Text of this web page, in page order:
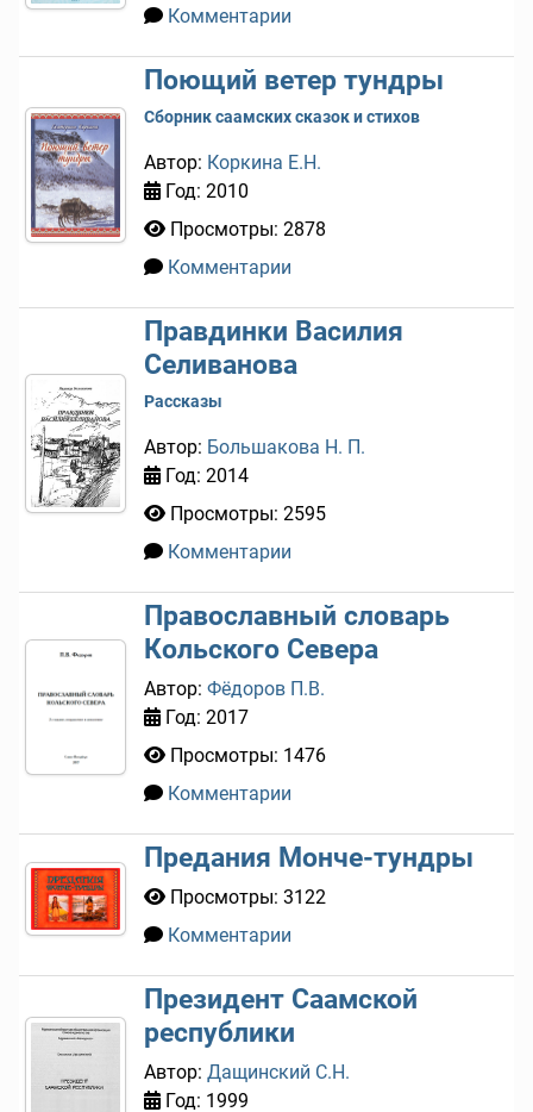
Комментарии
Поющий ветер тундры
Сборник саамских сказок и стихов
Автор: Коркина Е.Н.
Год: 2010
Просмотры: 2878
Комментарии
Правдинки Василия
Селиванова
Рассказы
Автор: Большакова Н. П.
Год: 2014
Просмотры: 2595
Комментарии
Православный словарь
Кольского Севера
Автор: Фёдоров П.В.
Год: 2017
Просмотры: 1476
Комментарии
Предания Монче-тундры
Просмотры: 3122
Комментарии
Президент Саамской
республики
Автор: Дащинский С.Н.
Год: 1999